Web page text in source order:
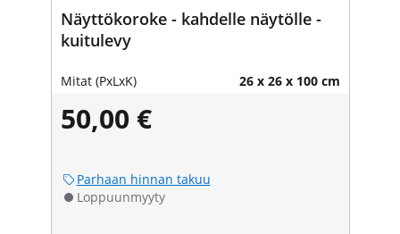
Näyttökoroke - kahdelle näytölle -
kuitulevy
Mitat (PxLxK) 26 x 26 x 100 cm
50,00 €
Parhaan hinnan takuu
Loppuunmyyty